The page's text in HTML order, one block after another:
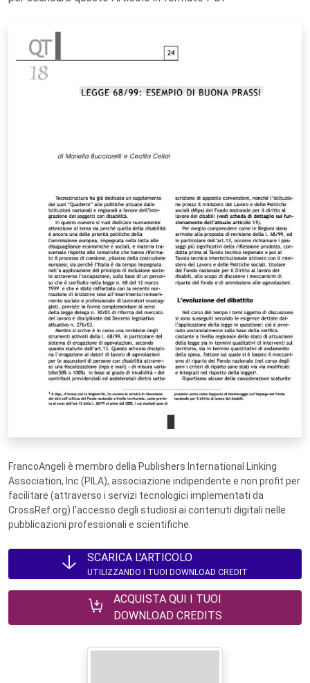
FrancoAngeli è membro della Publishers International Linking
Association, Inc (PILA), associazione indipendente e non profit per
facilitare (attraverso i servizi tecnologici implementati da
CrossRef.org) l’accesso degli studiosi ai contenuti digitali nelle
pubblicazioni professionali e scientifiche.
SCARICA L'ARTICOLO
UTILIZZANDO I TUOI DOWNLOAD CREDIT
ACQUISTA QUI I TUOI
DOWNLOAD CREDITS